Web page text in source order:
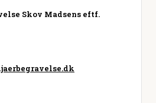
Skov Madsens eftf.